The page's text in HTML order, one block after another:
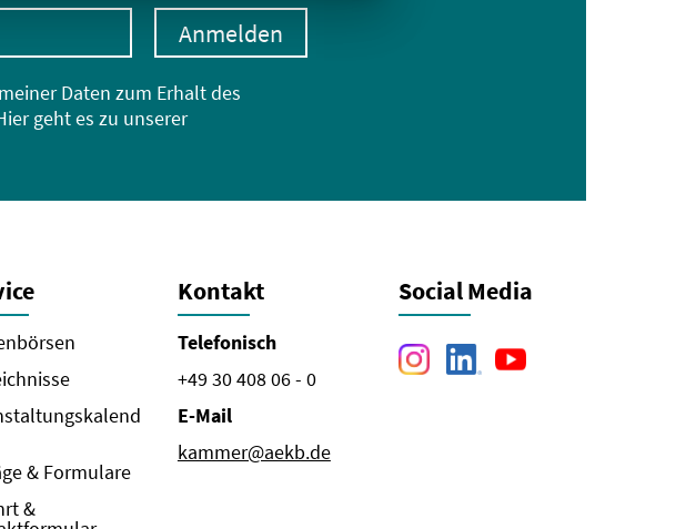
Daten zum Erhalt des
geht es zu unserer
Anmelden
& Formulare
&
Kontakt
Telefonisch
+49 30 408 06 - 0
E-Mail
kammer@aekb.de
Social Media